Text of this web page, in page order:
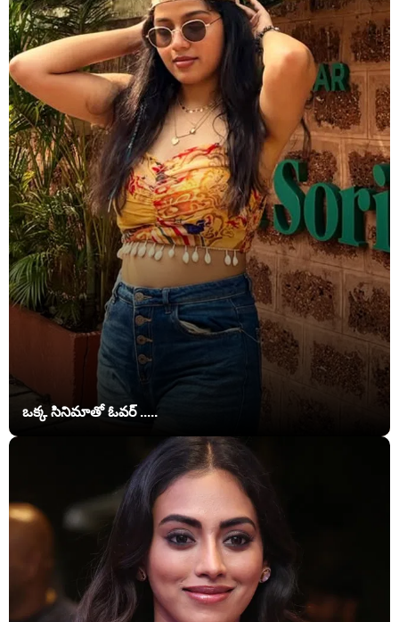
ఒక్క సినిమాతో ఓవర్ .....